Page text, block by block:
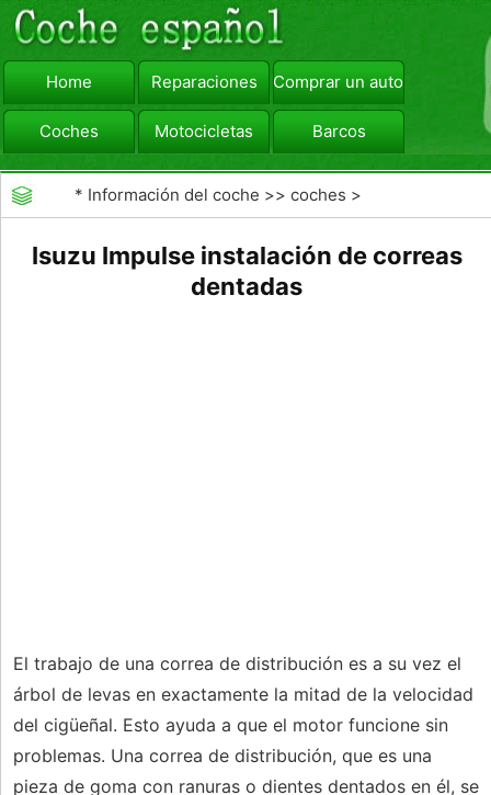
Home Reparaciones Comprar un automóvil
Coches Motocicletas Barcos
viajar Camiones
* Información del coche >>coches >
coches General
Isuzu Impulse instalación de correas
dentadas
El trabajo de una correa de distribución es a su vez el
árbol de levas en exactamente la mitad de la velocidad
del cigüeñal. Esto ayuda a que el motor funcione sin
problemas. Una correa de distribución, que es una
pieza de goma con ranuras o dientes dentados en él, se